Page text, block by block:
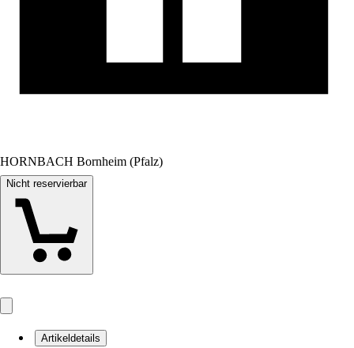
HORNBACH Bornheim (Pfalz)
Nicht reservierbar
Artikeldetails